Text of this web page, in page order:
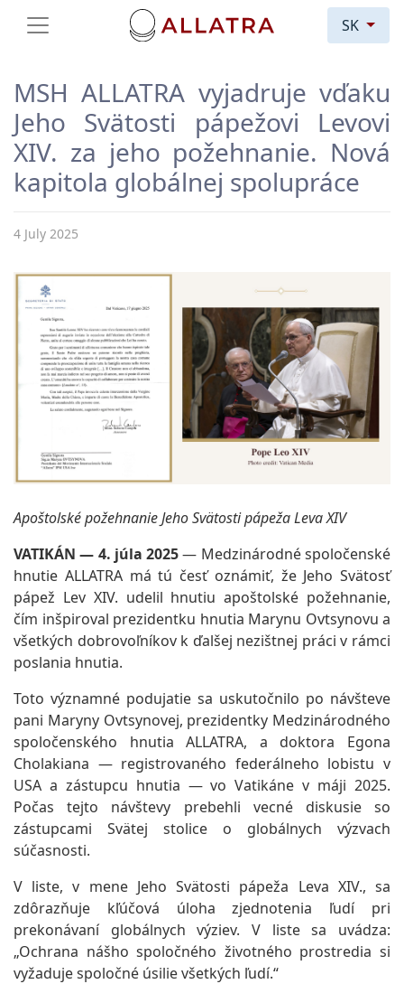
SK
MSH ALLATRA vyjadruje vďaku
Jeho Svätosti pápežovi Levovi
XIV. za jeho požehnanie. Nová
kapitola globálnej spolupráce
4 July 2025
Apoštolské požehnanie Jeho Svätosti pápeža Leva XIV
VATIKÁN — 4. júla 2025— Medzinárodné spoločenské
hnutie ALLATRA má tú česť oznámiť, že Jeho Svätosť
pápež Lev XIV. udelil hnutiu apoštolské požehnanie,
čím inšpiroval prezidentku hnutia Marynu Ovtsynovu a
všetkých dobrovoľníkov k ďalšej nezištnej práci v rámci
poslania hnutia.
Toto významné podujatie sa uskutočnilo po návšteve
pani Maryny Ovtsynovej, prezidentky Medzinárodného
spoločenského hnutia ALLATRA, a doktora Egona
Cholakiana — registrovaného federálneho lobistu v
USA a zástupcu hnutia — vo Vatikáne v máji 2025.
Počas tejto návštevy prebehli vecné diskusie so
zástupcami Svätej stolice o globálnych výzvach
súčasnosti.
V liste, v mene Jeho Svätosti pápeža Leva XIV., sa
zdôrazňuje kľúčová úloha zjednotenia ľudí pri
prekonávaní globálnych výziev. V liste sa uvádza:
„Ochrana nášho spoločného životného prostredia si
vyžaduje spoločné úsilie všetkých ľudí.“